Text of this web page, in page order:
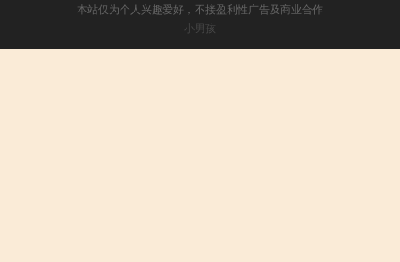
本站仅为个人兴趣爱好，不接盈利性广告及商业合作
小男孩